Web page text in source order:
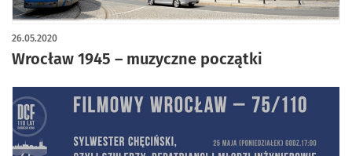
Wrocław 1945 – muzyczne początki
26.05.2020